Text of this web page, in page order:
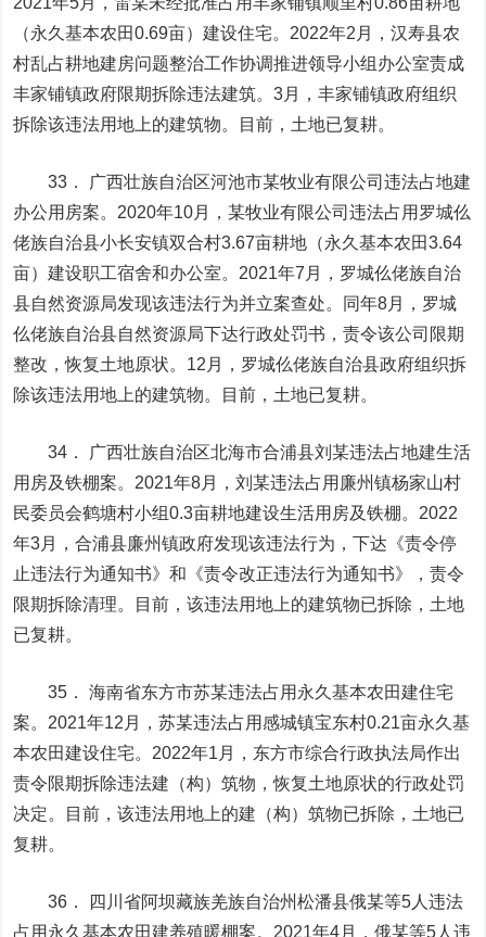
（永久基本农田0.69亩）建设住宅。2022年2月，汉寿县农
村乱占耕地建房问题整治工作协调推进领导小组办公室责成
丰家铺镇政府限期拆除违法建筑。3月，丰家铺镇政府组织
拆除该违法用地上的建筑物。目前，土地已复耕。
33． 广西壮族自治区河池市某牧业有限公司违法占地建
办公用房案。2020年10月，某牧业有限公司违法占用罗城仫
佬族自治县小长安镇双合村3.67亩耕地（永久基本农田3.64
亩）建设职工宿舍和办公室。2021年7月，罗城仫佬族自治
县自然资源局发现该违法行为并立案查处。同年8月，罗城
仫佬族自治县自然资源局下达行政处罚书，责令该公司限期
整改，恢复土地原状。12月，罗城仫佬族自治县政府组织拆
除该违法用地上的建筑物。目前，土地已复耕。
34． 广西壮族自治区北海市合浦县刘某违法占地建生活
用房及铁棚案。2021年8月，刘某违法占用廉州镇杨家山村
民委员会鹤塘村小组0.3亩耕地建设生活用房及铁棚。2022
年3月，合浦县廉州镇政府发现该违法行为，下达《责令停
止违法行为通知书》和《责令改正违法行为通知书》，责令
限期拆除清理。目前，该违法用地上的建筑物已拆除，土地
已复耕。
35． 海南省东方市苏某违法占用永久基本农田建住宅
案。2021年12月，苏某违法占用感城镇宝东村0.21亩永久基
本农田建设住宅。2022年1月，东方市综合行政执法局作出
责令限期拆除违法建（构）筑物，恢复土地原状的行政处罚
决定。目前，该违法用地上的建（构）筑物已拆除，土地已
复耕。
36． 四川省阿坝藏族羌族自治州松潘县俄某等5人违法
占用永久基本农田建养殖暖棚案。2021年4月，俄某等5人违